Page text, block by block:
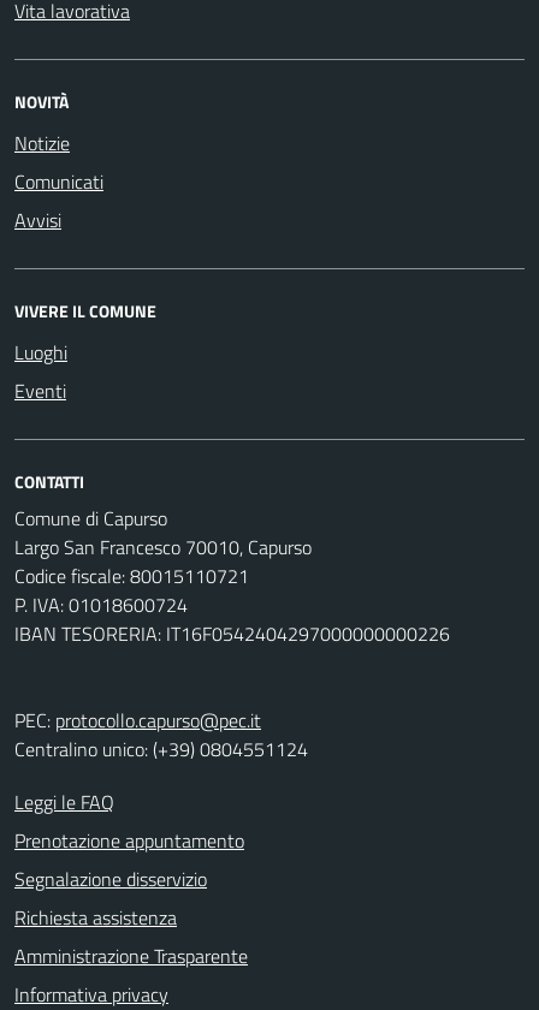
Vita lavorativa
NOVITÀ
Notizie
Comunicati
Avvisi
VIVERE IL COMUNE
Luoghi
Eventi
CONTATTI
Comune di Capurso
Largo San Francesco 70010, Capurso
Codice fiscale: 80015110721
P. IVA: 01018600724
IBAN TESORERIA: IT16F0542404297000000000226
PEC: protocollo.capurso@pec.it
Centralino unico: (+39) 0804551124
Leggi le FAQ
Prenotazione appuntamento
Segnalazione disservizio
Richiesta assistenza
Amministrazione Trasparente
Informativa privacy